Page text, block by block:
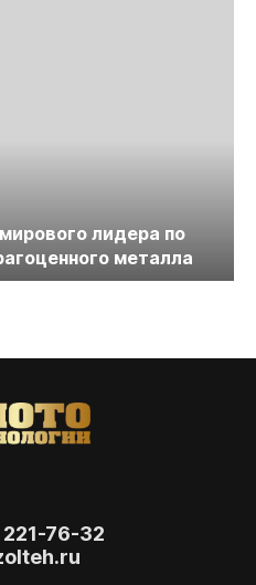
лидера по
металла
76-32